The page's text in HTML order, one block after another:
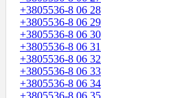
+3805536-8 06 28
+3805536-8 06 29
+3805536-8 06 30
+3805536-8 06 31
+3805536-8 06 32
+3805536-8 06 33
+3805536-8 06 34
+3805536-8 06 35